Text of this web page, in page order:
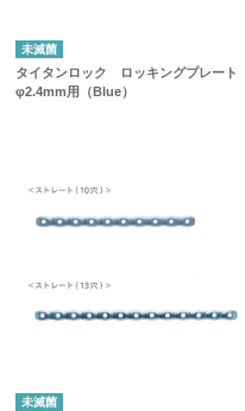
未滅菌
タイタンロック ロッキングプレート
φ2.4mm用（Blue）
未滅菌